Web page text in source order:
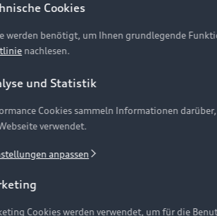
AG. Alle Rechte vorbehalten
Rechtliches Hinweisgebersystem
aktuelle Darstellung und Anordnung der
Cookies
werden benötigt, um Ihnen grundlegende
nachlesen.
und Statistik
Cookies sammeln Informationen
verwendet.
anpassen
Cookies werden verwendet, um für die